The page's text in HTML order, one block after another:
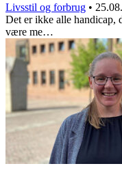
Livsstil og forbrug •
Det er ikke alle handicap,
være me…